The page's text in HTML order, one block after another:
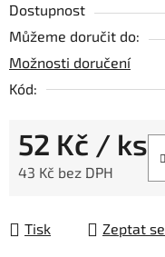
Dostupnost
Můžeme doručit do:
Možnosti doručení
Kód:
52 Kč / ks
43 Kč bez DPH
Tisk Zeptat se